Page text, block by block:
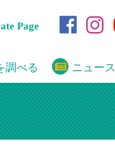
Page
調べる ニュース